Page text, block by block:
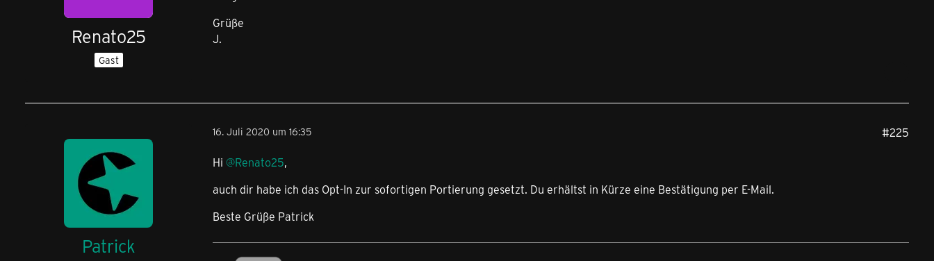
Renato25
Gast
Grüße
J.
Patrick
16. Juli 2020 um 16:35 #225
Hi @Renato25,
auch dir habe ich das Opt-In zur sofortigen Portierung gesetzt. Du erhältst in Kürze eine Bestätigung per E-Mail.
Beste Grüße Patrick